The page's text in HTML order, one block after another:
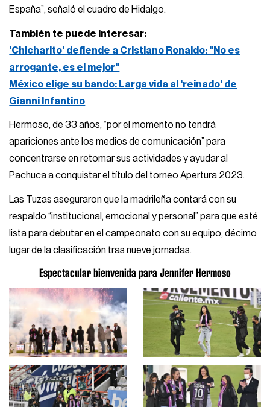
España”, señaló el cuadro de Hidalgo.
También te puede interesar:
'Chicharito' defiende a Cristiano Ronaldo: "No es
arrogante, es el mejor"
México elige su bando: Larga vida al 'reinado' de
Gianni Infantino
Hermoso, de 33 años, “por el momento no tendrá
apariciones ante los medios de comunicación” para
concentrarse en retomar sus actividades y ayudar al
Pachuca a conquistar el título del torneo Apertura 2023.
Las Tuzas aseguraron que la madrileña contará con su
respaldo “institucional, emocional y personal” para que esté
lista para debutar en el campeonato con su equipo, décimo
lugar de la clasificación tras nueve jornadas.
Espectacular bienvenida para Jennifer Hermoso